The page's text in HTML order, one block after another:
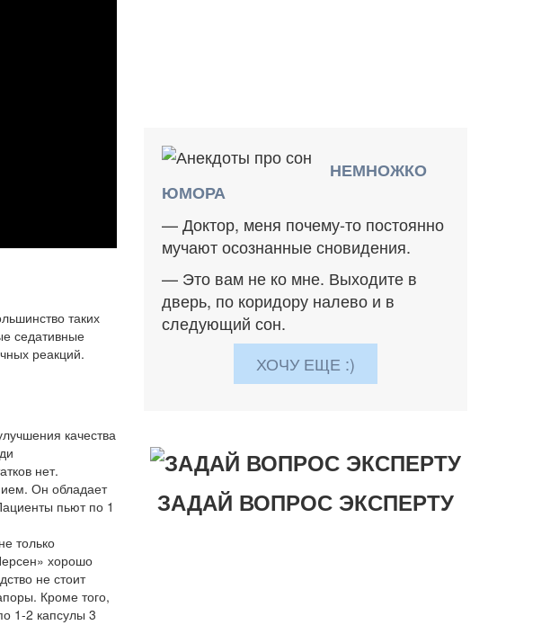
таких
седативные
реакций.
качества
нет.
Он обладает
пьют по 1
только
хорошо
не стоит
Кроме того,
1-2 капсулы 3
НЕМНОЖКО
ЮМОРА
— Доктор, меня почему-то постоянно
мучают осознанные сновидения.
— Это вам не ко мне. Выходите в
дверь, по коридору налево и в
следующий сон.
ХОЧУ ЕЩЕ :)
ЗАДАЙ ВОПРОС ЭКСПЕРТУ